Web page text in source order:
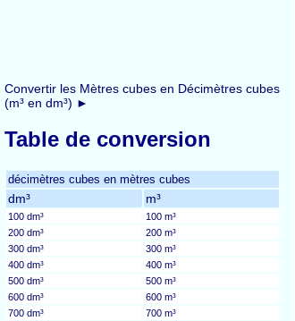
Convertir les Mètres cubes en Décimètres cubes
(m³ en dm³) ►
Table de conversion
décimètres cubes en mètres cubes
dm³ m³
100 dm³
100 m³
200 dm³
200 m³
300 dm³
300 m³
400 dm³
400 m³
500 dm³
500 m³
600 dm³
600 m³
700 dm³
700 m³